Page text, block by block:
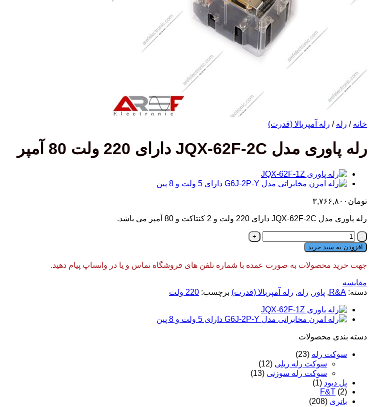
خانه / رله / رله آمپربالا (قدرت)
رله پاوری مدل JQX-62F-2C دارای 220 ولت 80 آمپر
تومان ۳,۷۶۶,۸۰۰
رله پاوری مدل JQX-62F-2C دارای 220 ولت و 2 کنتاکت و 80 آمپر می باشد.
رله
پاوری
مدل
JQX-
62F-
2C
دارای
ولت
80
عدد
افزودن به سبد خرید
جهت خرید محصولات به صورت عمده با شماره تلفن های فروشگاه تماس و یا در واتساپ پیام دهید.
مقایسه
دسته: R&A
, پاور , رله, رله آمپربالا (قدرت) برچسب: 220 ولت
دسته‌ بندی محصولات
سوکت رله (23)
سوکت رله ریلی (12)
سوکت رله سوزنی (13)
پل دیود (1)
F&T (2)
باتری (208)